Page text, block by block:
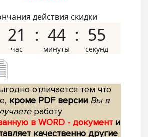
действия скидки
21 44 54
отличается тем что
кроме PDF версии Вы в
работу
в WORD - документ и
качественно другие